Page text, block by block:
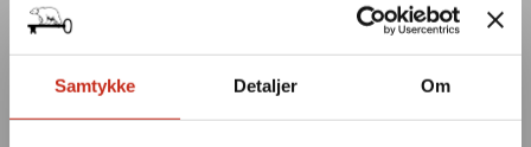
Samtykke Detaljer Om